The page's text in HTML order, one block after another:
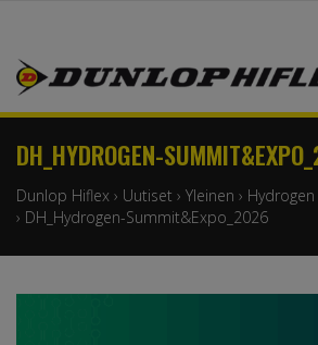
DH_HYDROGEN-
Dunlop Hiflex › Uutiset › Yleinen ›
› DH_Hydrogen-Summit&Expo_2026